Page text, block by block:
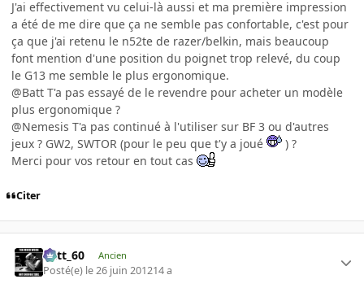
J'ai effectivement vu celui-là aussi et ma première impression
a été de me dire que ça ne semble pas confortable, c'est pour
ça que j'ai retenu le n52te de razer/belkin, mais beaucoup
font mention d'une position du poignet trop relevé, du coup
le G13 me semble le plus ergonomique.
@Batt T'a pas essayé de le revendre pour acheter un modèle
plus ergonomique ?
@Nemesis T'a pas continué à l'utiliser sur BF 3 ou d'autres
jeux ? GW2, SWTOR (pour le peu que t'y a joué
) ?
Merci pour vos retour en tout cas
Citer
Batt_60 Ancien
Posté(e) le 26 juin 201214 a